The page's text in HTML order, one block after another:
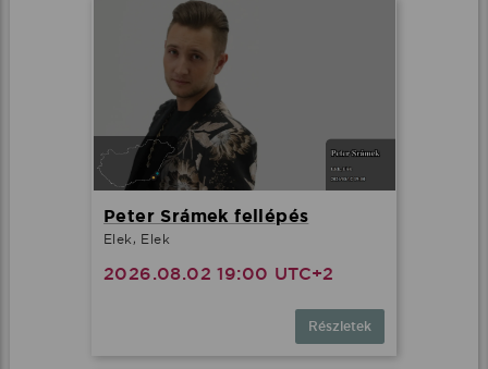
Peter Srámek fellépés
Elek, Elek
2026.08.02 19:00 UTC+2
Részletek